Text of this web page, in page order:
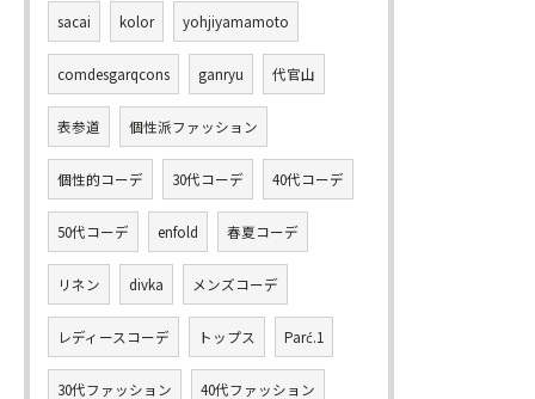
sacai kolor yohjiyamamoto
comdesgarqcons ganryu 代官山
表参道 個性派ファッション
個性的コーデ 30代コーデ 40代コーデ
50代コーデ enfold 春夏コーデ
リネン divka メンズコーデ
レディースコーデ トップス Parć.1
30代ファッション 40代ファッション